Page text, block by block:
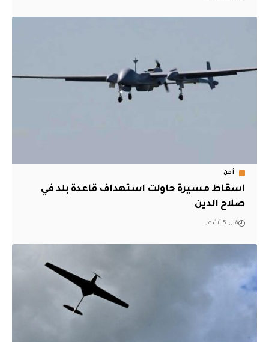
أمن
اسقاط مسيرة حاولت استهداف قاعدة بلد في
صلاح الدين
قبل 5 أشهر